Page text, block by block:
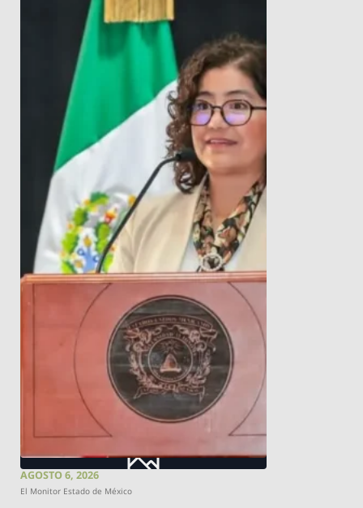
AGOSTO 6, 2026
El Monitor Estado de México